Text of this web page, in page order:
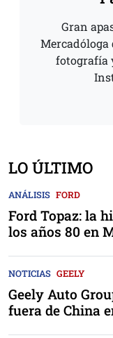
Gran
Mercadóloga
fotografía
LO ÚLTIMO
ANÁLISIS FORD
Ford Topaz: la
los años 80 en
NOTICIAS GEELY
Geely Auto
fuera de China